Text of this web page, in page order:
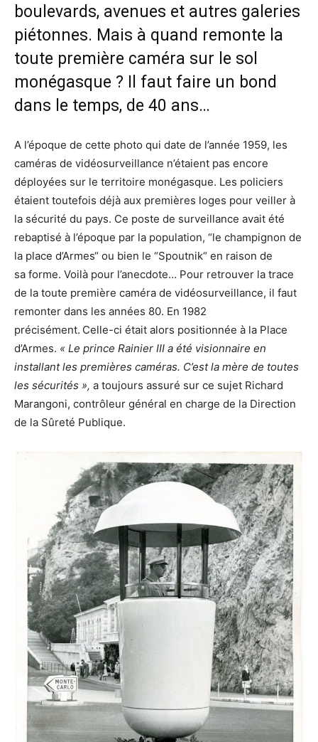
boulevards, avenues et autres galeries
piétonnes. Mais à quand remonte la
toute première caméra sur le sol
monégasque ? Il faut faire un bond
dans le temps, de 40 ans…
A l’époque de cette photo qui date de l’année 1959, les
caméras de vidéosurveillance n’étaient pas encore
déployées sur le territoire monégasque. Les policiers
étaient toutefois déjà aux premières loges pour veiller à
la sécurité du pays. Ce poste de surveillance avait été
rebaptisé à l’époque par la population, “le champignon de
la place d’Armes“ ou bien le “Spoutnik“ en raison de
sa forme. Voilà pour l’anecdote… Pour retrouver la trace
de la toute première caméra de vidéosurveillance, il faut
remonter dans les années 80. En 1982
précisément. Celle-ci était alors positionnée à la Place
d’Armes. « Le prince Rainier III a été visionnaire en
installant les premières caméras. C’est la mère de toutes
les sécurités », a toujours assuré sur ce sujet Richard
Marangoni, contrôleur général en charge de la Direction
de la Sûreté Publique.